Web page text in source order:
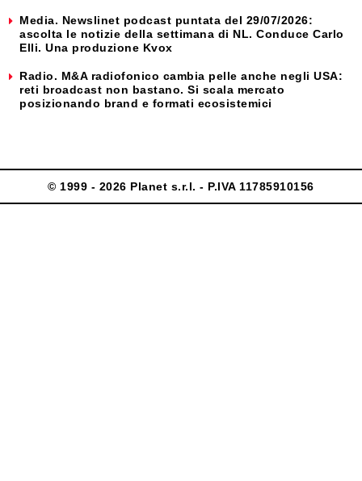
Media. Newslinet podcast puntata del 29/07/2026:
ascolta le notizie della settimana di NL. Conduce Carlo
Elli. Una produzione Kvox
Radio. M&A radiofonico cambia pelle anche negli USA:
reti broadcast non bastano. Si scala mercato
posizionando brand e formati ecosistemici
© 1999 - 2026 Planet s.r.l. - P.IVA 11785910156